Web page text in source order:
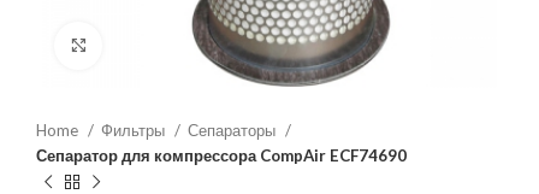
Home Фильтры
Сепараторы
Сепаратор для компрессора CompAir ECF74690